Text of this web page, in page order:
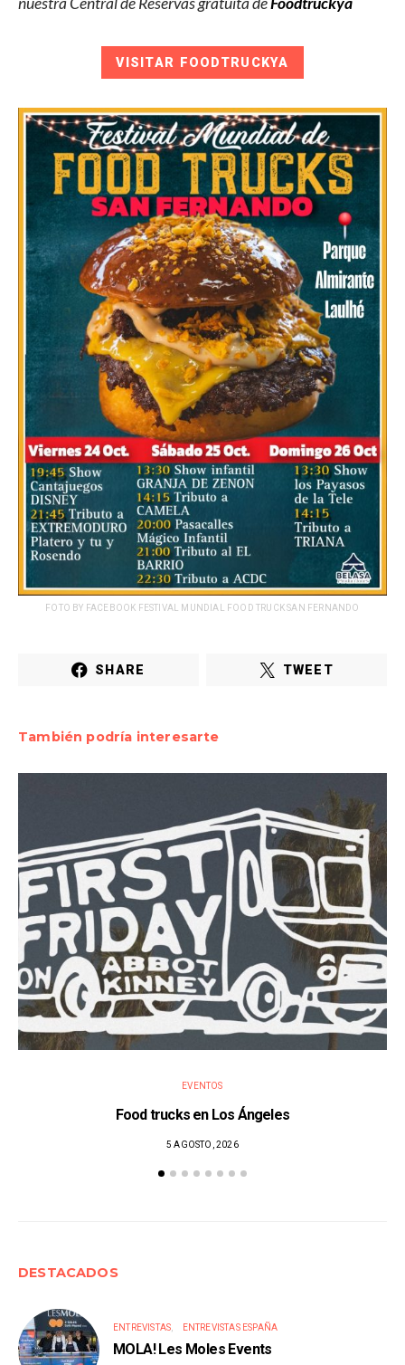
VISITAR FOODTRUCKYA
FOTO BY FACEBOOK FESTIVAL MUNDIAL FOOD TRUCK SAN FERNANDO
SHARE TWEET
También podría interesarte
EVENTOS
Food trucks en Los Ángeles
5 AGOSTO, 2026
DESTACADOS
ENTREVISTAS ENTREVISTAS ESPAÑA
MOLA! Les Moles Events